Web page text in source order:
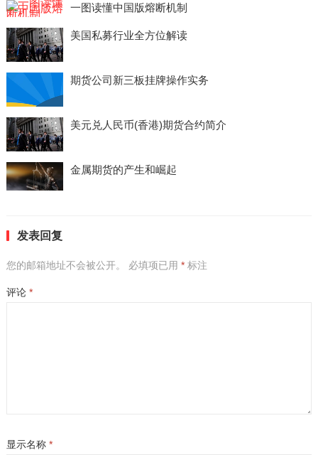
一图读懂中国版熔断机制
美国私募行业全方位解读
期货公司新三板挂牌操作实务
美元兑人民币(香港)期货合约简介
金属期货的产生和崛起
发表回复
您的邮箱地址不会被公开。 必填项已用 *标注
评论 *
显示名称 *